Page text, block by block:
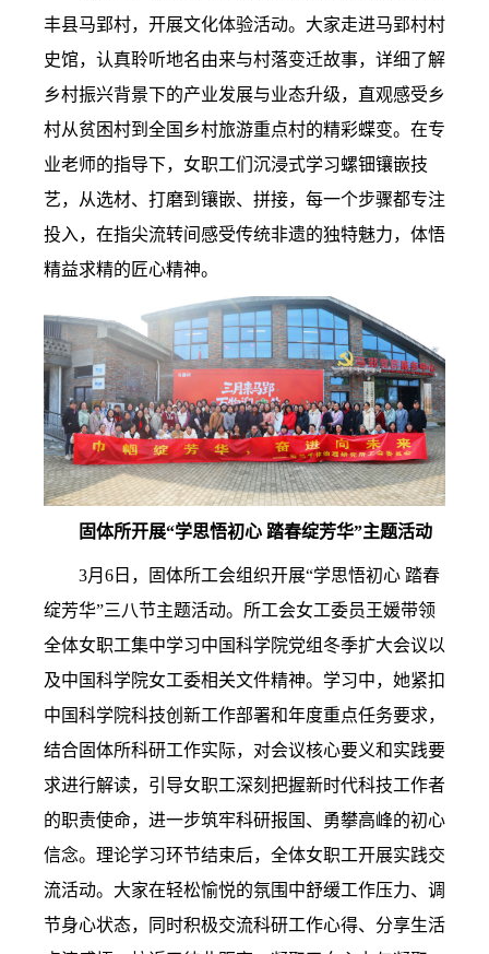
丰县马郢村，开展文化体验活动。大家走进马郢村村
史馆，认真聆听地名由来与村落变迁故事，详细了解
乡村振兴背景下的产业发展与业态升级，直观感受乡
村从贫困村到全国乡村旅游重点村的精彩蝶变。在专
业老师的指导下，女职工们沉浸式学习螺钿镶嵌技
艺，从选材、打磨到镶嵌、拼接，每一个步骤都专注
投入，在指尖流转间感受传统非遗的独特魅力，体悟
精益求精的匠心精神。
固体所开展“学思悟初心 踏春绽芳华”主题活动
3月6日，固体所工会组织开展“学思悟初心 踏春
绽芳华”三八节主题活动。 所工会女工委员王媛带领
全体女职工集中学习中国科学院党组冬季扩大会议以
及中国科学院女工委相关文件精神。学习中，她紧扣
中国科学院科技创新工作部署和年度重点任务要求，
结合固体所科研工作实际，对会议核心要义和实践要
求进行解读，引导女职工深刻把握新时代科技工作者
的职责使命，进一步筑牢科研报国、勇攀高峰的初心
信念。 理论学习环节结束后，全体女职工开展实践交
流活动。大家在轻松愉悦的氛围中舒缓工作压力、调
节身心状态，同时积极交流科研工作心得、分享生活